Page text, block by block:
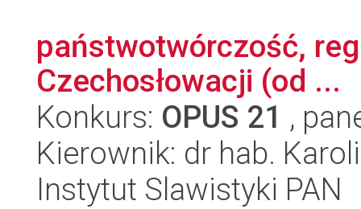
państwotwórczość,
Czechosłowacji (od ...
Konkurs: OPUS 21 ,
Kierownik: dr hab.
Instytut Slawistyki PAN